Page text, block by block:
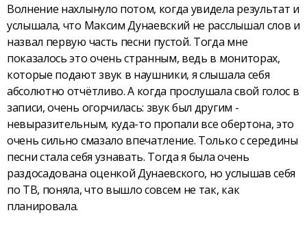
Волнение нахлынуло потом, когда увидела результат и
услышала, что Максим Дунаевский не расслышал слов и
назвал первую часть песни пустой. Тогда мне
показалось это очень странным, ведь в мониторах,
которые подают звук в наушники, я слышала себя
абсолютно отчётливо. А когда прослушала свой голос в
записи, очень огорчилась: звук был другим -
невыразительным, куда-то пропали все обертона, это
очень сильно смазало впечатление. Только с середины
песни стала себя узнавать. Тогда я была очень
раздосадована оценкой Дунаевского, но услышав себя
по ТВ, поняла, что вышло совсем не так, как
планировала.